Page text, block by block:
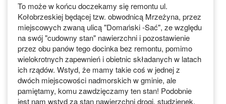
To może w końcu doczekamy się remontu ul.
Kołobrzeskiej będącej tzw. obwodnicą Mrzeżyna, przez
miejscowych zwaną ulicą "Domański -Sać", ze względu
na swój "cudowny stan" nawierzchni i pozostawienie
przez obu panów tego docinka bez remontu, pomimo
wielokrotnych zapewnień i obietnic składanych w latach
ich rządów. Wstyd, że mamy takie coś w jednej z
dwóch miejscowości nadmorskich w gminie, ale
pamiętamy, komu zawdzięczamy ten stan! Podobnie
jest nam wstyd za stan nawierzchni drogi, studzienek,